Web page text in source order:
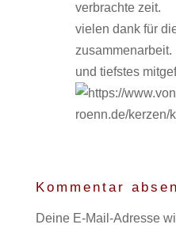
verbrachte zeit.
vielen dank für
und tiefstes
Kommentar
Deine E-Mail-Adresse